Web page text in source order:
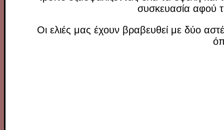
συσκευασία αφού
Οι ελιές μας έχουν βραβευθεί με δύο